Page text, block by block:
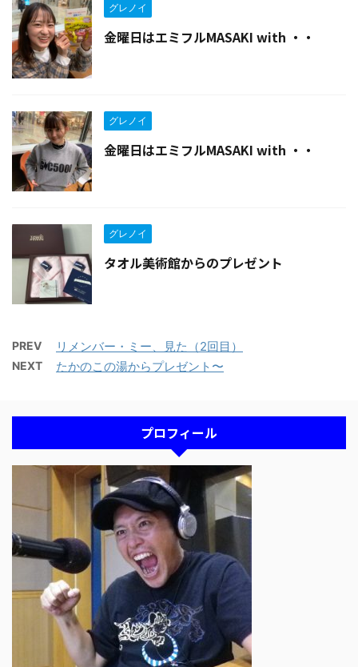
グレノイ
金曜日はエミフルMASAKI with ・・
グレノイ
金曜日はエミフルMASAKI with ・・
グレノイ
タオル美術館からのプレゼント
PREV リメンバー・ミー、見た（2回目）
NEXT たかのこの湯からプレゼント〜
プロフィール